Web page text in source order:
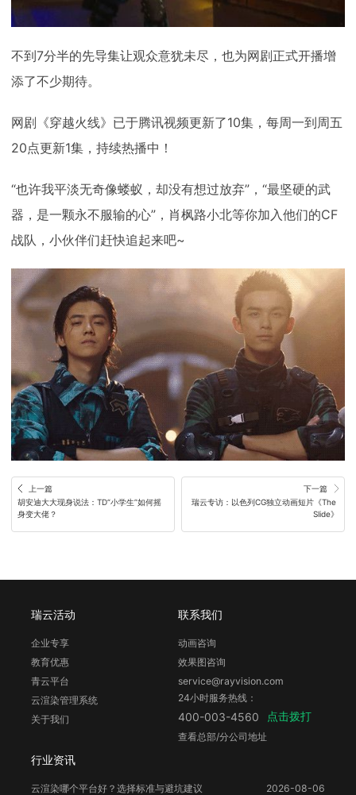
不到7分半的先导集让观众意犹未尽，也为网剧正式开播增
添了不少期待。
网剧《穿越火线》已于腾讯视频更新了10集，每周一到周五
20点更新1集，持续热播中！
“也许我平淡无奇像蝼蚁，却没有想过放弃”，“最坚硬的武
器，是一颗永不服输的心”，肖枫路小北等你加入他们的CF
战队，小伙伴们赶快追起来吧~
上一篇
胡安迪大大现身说法：TD“小学生”如何摇
身变大佬？
下一篇
瑞云专访：以色列CG独立动画短片《The
Slide》
瑞云活动
企业专享
教育优惠
青云平台
云渲染管理系统
关于我们
行业资讯
云渲染哪个平台好？选择标准与避坑建议 2026-08-06
联系我们
动画咨询
效果图咨询
service@rayvision.com
24小时服务热线：
400-003-4560 点击拨打
查看总部/分公司地址